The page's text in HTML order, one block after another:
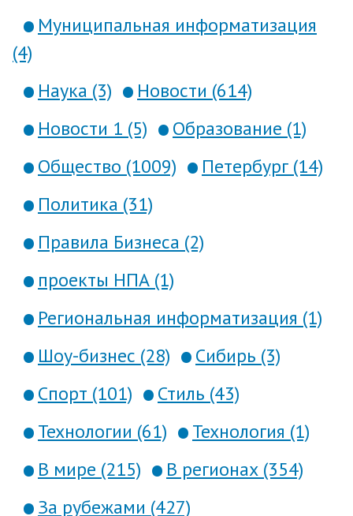
Муниципальная информатизация
(4)
Наука (3)
Новости (614)
Новости 1 (5)
Образование (1)
Общество (1009)
Петербург (14)
Политика (31)
Правила Бизнеса (2)
проекты НПА (1)
Региональная информатизация (1)
Шоу-бизнес (28)
Сибирь (3)
Спорт (101)
Стиль (43)
Технологии (61)
Технология (1)
В мире (215)
В регионах (354)
За рубежами (427)